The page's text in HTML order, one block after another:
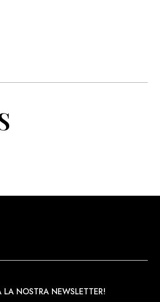
LA NOSTRA NEWSLETTER!